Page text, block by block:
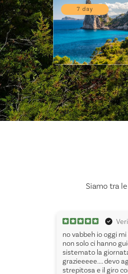
7 day
Siamo tra
no vabbeh io oggi
non solo ci hanno
sistemato la
grazieeeee.... devo
strepitosa e il giro